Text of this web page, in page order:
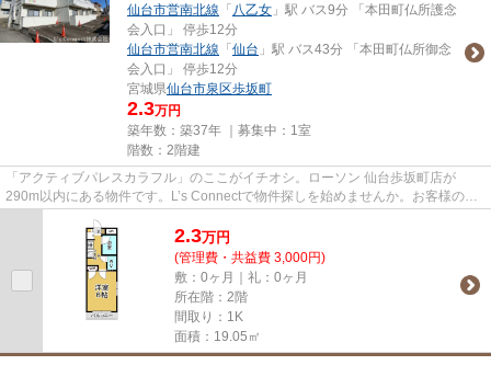
仙台市営南北線 「 八乙女 」駅 バス9分 「本田町仏所護念
会入口」 停歩12分
仙台市営南北線 「 仙台 」駅 バス43分 「本田町仏所御念
会入口」 停歩12分
宮城県仙台市泉区歩坂町
2.3万円
築年数：築37年 ｜募集中： 1室
階数：2階建
「アクティブパレスカラフル」のここがイチオシ。ローソン 仙台歩坂町店が
290m以内にある物件です。L’s Connectで物件探しを始めませんか。お客様の数
2.3万円
(管理費・共益費 3,000円)
敷：0ヶ月｜礼：0ヶ月
所在階：2階
間取り：1K
面積：19.05㎡